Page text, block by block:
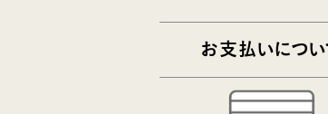
お支払いについ